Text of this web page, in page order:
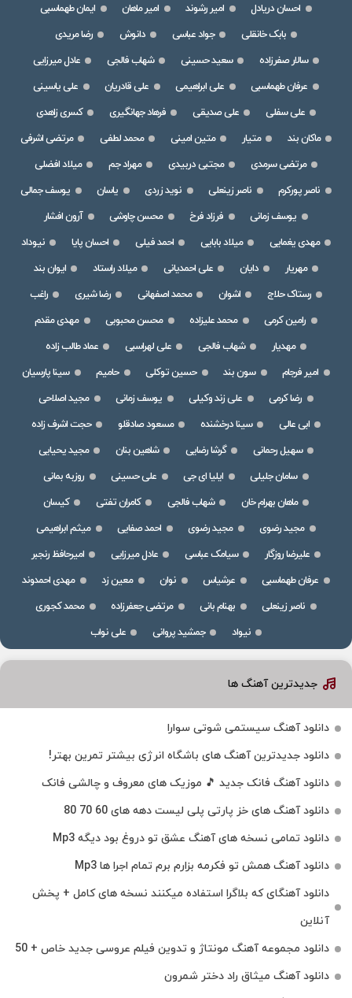
احسان دریادل امیر رشوند امیر ماهان
ایمان طهماسبی
بابک خانقلی
جواد عباسی دانوش
رضا مریدی
سالار صفرزاده
سعید حسینی شهاب فالجی
عادل میرزایی
عرفان طهماسبی
علی ابراهیمی علی قادریان
علی یاسینی
علی سفلی
علی صدیقی فرهاد جهانگیری
کسری زاهدی
ماکان بند
متیار متین امینی محمد لطفی
مرتضی اشرفی
مرتضی سرمدی
مجتبی دربیدی مهراد جم
میلاد افضلی
ناصر پورکرم
ناصر زینعلی نوید زردی یاسان
یوسف جمالی
یوسف زمانی
فرزاد فرخ محسن چاوشی
آرون افشار
مهدی یغمایی
میلاد بابایی احمد فیلی احسان پایا
نیوداد
مهریار
دایان علی احمدیانی میلاد راستاد
ایوان بند
رستاک حلاج
اشوان محمد اصفهانی رضا شیری
راغب
رامین کرمی
محمد علیزاده محسن محبوبی
مهدی مقدم
مهدیار
شهاب فالجی علی لهراسبی
عماد طالب زاده
امیر فرجام
سون بند حسین توکلی حامیم
سینا پارسیان
رضا کرمی
علی زند وکیلی یوسف زمانی
مجید اصلاحی
ابی عالی
سینا درخشنده مسعود صادقلو
حجت اشرف زاده
سهیل رحمانی
گرشا رضایی شاهین بنان
مجید یحیایی
سامان جلیلی
ایلیا ای جی علی حسینی
روزبه بمانی
ماهان بهرام خان
شهاب فالجی کامران تفتی
کیسان
مجید رضوی
مجید رضوی احمد صفایی
میثم ابراهیمی
علیرضا روزگار
سیامک عباسی عادل میرزایی
امیرحافظ رنجبر
عرفان طهماسبی
عرشیاس نوان معین زد
مهدی احمدوند
ناصر زینعلی
بهنام بانی مرتضی جعفرزاده
محمد کجوری
نیواد
جمشید پروانی علی نواب
جدیدترین آهنگ ها
دانلود آهنگ سیستمی شوتی سوارا
دانلود جدیدترین آهنگ‌ های باشگاه انرژی بیشتر تمرین بهتر!
دانلود آهنگ فانک جدید 🎵 موزیک‌ های معروف و چالشی فانک
دانلود آهنگ های خز پارتی پلی لیست دهه های 60 70 80
دانلود تمامی نسخه های آهنگ عشق تو دروغ بود دیگه Mp3
دانلود آهنگ همش تو فکرمه بزارم برم تمام اجرا ها Mp3
دانلود آهنگای که بلاگرا استفاده میکنند نسخه های کامل + پخش
آنلاین
دانلود مجموعه آهنگ مونتاژ و تدوین فیلم عروسی جدید خاص + 50
دانلود آهنگ میثاق راد دختر شمرون